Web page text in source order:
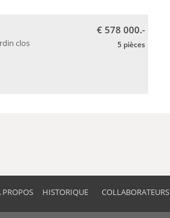
€ 578 000.-
5 pièces
clos
PROPOS HISTORIQUE COLLABORATEURS